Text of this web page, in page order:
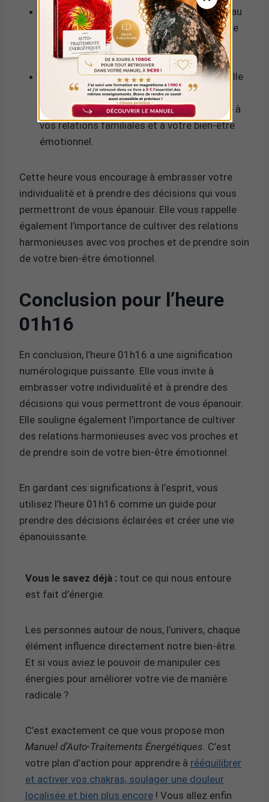
Le chiffre 1 est associé à l’individualité, au
leadership et à la confiance en soi. Il indique
que vous êtes sur le point de prendre des
décisions importantes et de vous affirmer.
Le chiffre 6 est lié à l’harmonie, à la famille
et à la responsabilité. Il suggère que vous
devriez accorder une attention particulière à
vos relations familiales et à votre bien-être
émotionnel.
Cette heure vous encourage à embrasser votre
individualité et à prendre des décisions qui vous
permettront de vous épanouir. Elle vous rappelle
également l’importance de cultiver des relations
harmonieuses avec vos proches et de prendre soin
de votre bien-être émotionnel.
Conclusion pour l’heure
01h16
En conclusion, l’heure 01h16 a une signification
numérologique puissante. Elle vous invite à
embrasser votre individualité et à prendre des
décisions qui vous permettront de vous épanouir.
Elle souligne également l’importance de cultiver
des relations harmonieuses avec vos proches et
de prendre soin de votre bien-être émotionnel.
En gardant ces significations à l’esprit, vous
utilisez l’heure 01h16 comme un guide pour
prendre des décisions éclairées et créer une vie
épanouissante.
Vous le savez déjà : tout ce qui nous entoure
est fait d’énergie.
Les personnes autour de nous, l’univers, chaque
élément influence directement notre bien-être.
Et si vous aviez le pouvoir de manipuler ces
énergies pour améliorer votre vie de manière
radicale ?
C’est exactement ce que vous propose mon
Manuel d’Auto-Traitements Énergétiques . C’est
votre plan d’action pour apprendre à rééquilibrer
et activer vos chakras, soulager une douleur
localisée et bien plus encore ! Vous allez enfin